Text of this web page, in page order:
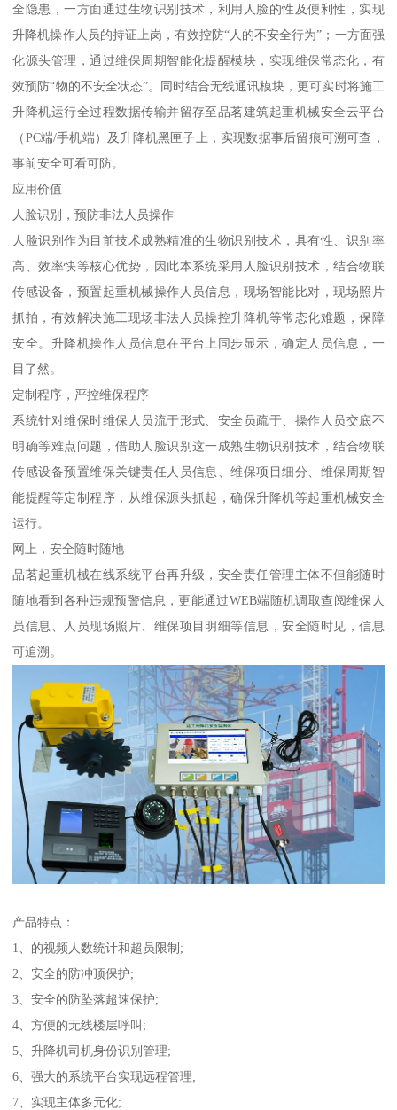
全隐患，一方面通过生物识别技术，利用人脸的性及便利性，实现
升降机操作人员的持证上岗，有效控防“人的不安全行为”；一方面强
化源头管理，通过维保周期智能化提醒模块，实现维保常态化，有
效预防“物的不安全状态”。同时结合无线通讯模块，更可实时将施工
升降机运行全过程数据传输并留存至品茗建筑起重机械安全云平台
（PC端/手机端）及升降机黑匣子上，实现数据事后留痕可溯可查，
事前安全可看可防。
应用价值
人脸识别，预防非法人员操作
人脸识别作为目前技术成熟精准的生物识别技术，具有性、识别率
高、效率快等核心优势，因此本系统采用人脸识别技术，结合物联
传感设备，预置起重机械操作人员信息，现场智能比对，现场照片
抓拍，有效解决施工现场非法人员操控升降机等常态化难题，保障
安全。升降机操作人员信息在平台上同步显示，确定人员信息，一
目了然。
定制程序，严控维保程序
系统针对维保时维保人员流于形式、安全员疏于、操作人员交底不
明确等难点问题，借助人脸识别这一成熟生物识别技术，结合物联
传感设备预置维保关键责任人员信息、维保项目细分、维保周期智
能提醒等定制程序，从维保源头抓起，确保升降机等起重机械安全
运行。
网上，安全随时随地
品茗起重机械在线系统平台再升级，安全责任管理主体不但能随时
随地看到各种违规预警信息，更能通过WEB端随机调取查阅维保人
员信息、人员现场照片、维保项目明细等信息，安全随时见，信息
可追溯。
产品特点：
1、的视频人数统计和超员限制;
2、安全的防冲顶保护;
3、安全的防坠落超速保护;
4、方便的无线楼层呼叫;
5、升降机司机身份识别管理;
6、强大的系统平台实现远程管理;
7、实现主体多元化;